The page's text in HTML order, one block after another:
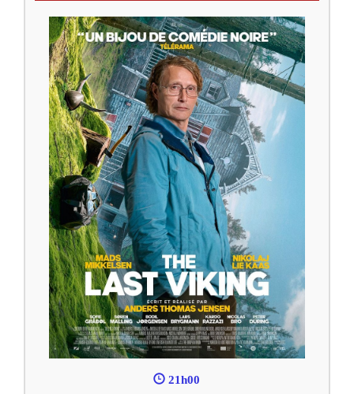
21h00